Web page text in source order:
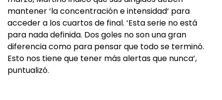
mantener ‘la concentración e intensidad‘ para
acceder a los cuartos de final. ‘Esta serie no está
para nada definida. Dos goles no son una gran
diferencia como para pensar que todo se terminó.
Esto nos tiene que tener más alertas que nunca’,
puntualizó.